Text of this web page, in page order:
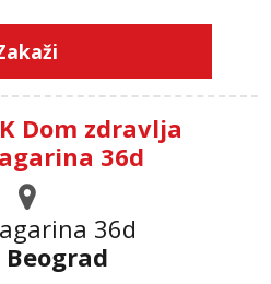
Dom zdravlja
36d
36d